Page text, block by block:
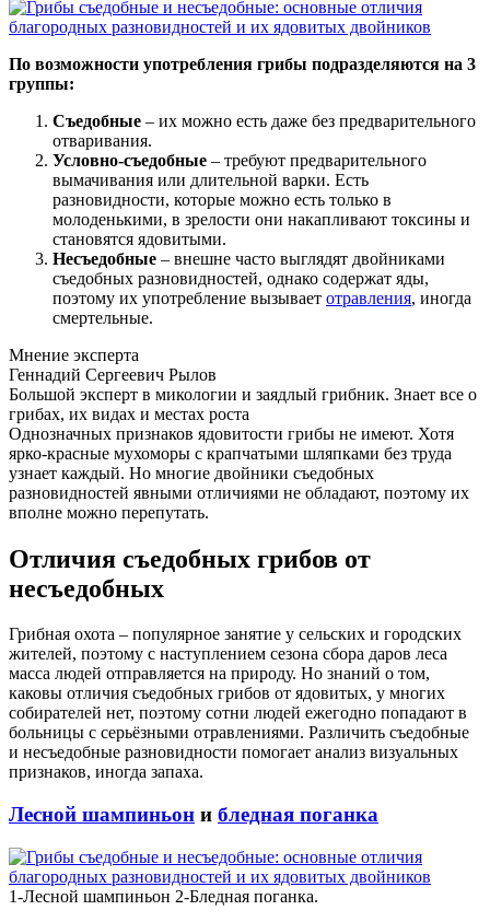
По возможности употребления грибы подразделяются на 3
группы:
Съедобные – их можно есть даже без предварительного
отваривания.
Условно-съедобные – требуют предварительного
вымачивания или длительной варки. Есть
разновидности, которые можно есть только в
молоденькими, в зрелости они накапливают токсины и
становятся ядовитыми.
Несъедобные – внешне часто выглядят двойниками
съедобных разновидностей, однако содержат яды,
поэтому их употребление вызывает отравления, иногда
смертельные.
Мнение эксперта
Геннадий Сергеевич Рылов
Большой эксперт в микологии и заядлый грибник. Знает все о
грибах, их видах и местах роста
Однозначных признаков ядовитости грибы не имеют. Хотя
ярко-красные мухоморы с крапчатыми шляпками без труда
узнает каждый. Но многие двойники съедобных
разновидностей явными отличиями не обладают, поэтому их
вполне можно перепутать.
Отличия съедобных грибов от
несъедобных
Грибная охота – популярное занятие у сельских и городских
жителей, поэтому с наступлением сезона сбора даров леса
масса людей отправляется на природу. Но знаний о том,
каковы отличия съедобных грибов от ядовитых, у многих
собирателей нет, поэтому сотни людей ежегодно попадают в
больницы с серьёзными отравлениями. Различить съедобные
и несъедобные разновидности помогает анализ визуальных
признаков, иногда запаха.
Лесной шампиньон и бледная поганка
1-Лесной шампиньон 2-Бледная поганка.